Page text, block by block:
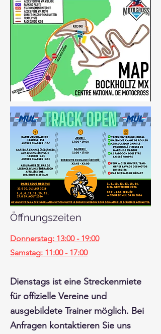
Öffnungszeiten
Donnerstag: 13:00 - 19:00
Samstag: 11:00 - 17:00
Dienstags ist eine Streckenmiete
für offizielle Vereine und
ausgebildete Trainer möglich. Bei
Anfragen kontaktieren Sie uns